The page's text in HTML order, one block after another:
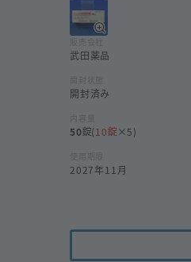
武田薬品
開封済み
50 (10 ×5)
2027年11月